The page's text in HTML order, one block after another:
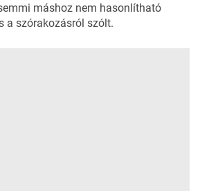
máshoz nem hasonlítható
a szórakozásról szólt.